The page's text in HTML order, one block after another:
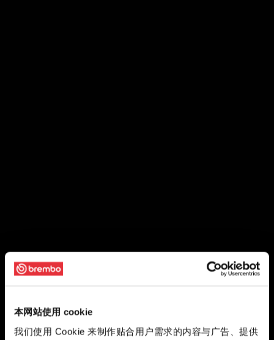
本网站使用 cookie
我们使用 Cookie 来制作贴合用户需求的内容与广告、提供